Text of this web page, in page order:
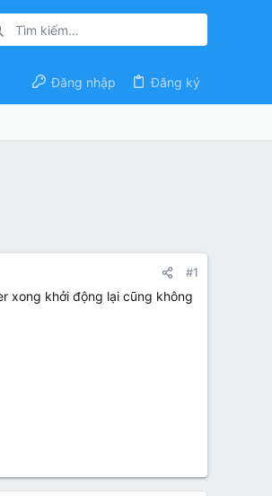
Đăng nhập Đăng ký
#1
xong khởi động lại cũng không